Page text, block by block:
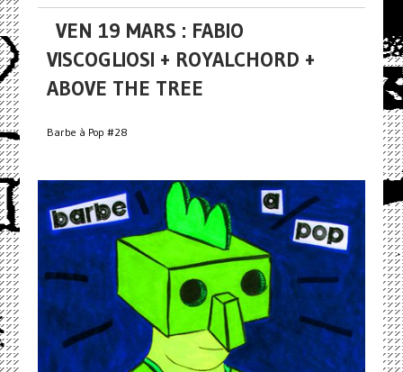
VEN 19 MARS : FABIO
VISCOGLIOSI + ROYALCHORD +
ABOVE THE TREE
Barbe à Pop #28